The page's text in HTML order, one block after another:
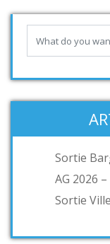
Sortie
AG 2026
Sortie